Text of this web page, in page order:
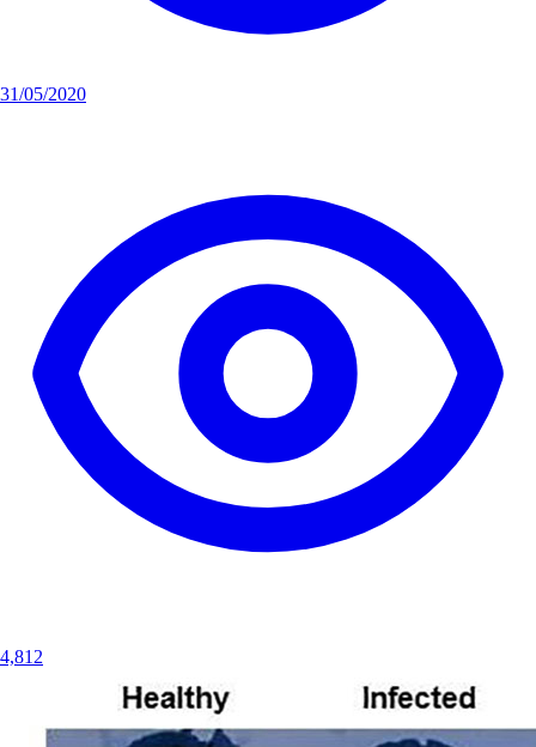
31/05/2020
4,812